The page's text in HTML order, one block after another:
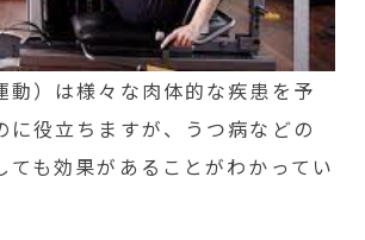
動）は様々な肉体的な疾患を予
に役立ちますが、うつ病などの
ても効果があることがわかってい